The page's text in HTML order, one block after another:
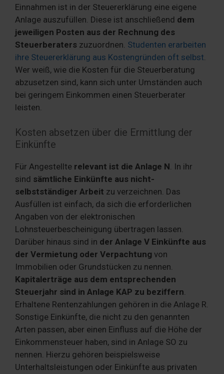
Einnahmen ist in der Steuererklärung eine eigene
Anlage auszufüllen. Diese ist anschließend dem
jeweiligen Posten aus der Rechnung des
Steuerberaters zuzuordnen. Studenten erarbeiten
ihre Steuererklärung aus Kostengründen oft selbst
Wer weiß, wie die Kosten für die Steuerberatung
abzusetzen sind, kann sich unter Umständen auch
bei geringem Einkommen einen Steuerberater
leisten.
Kosten absetzen über die Ermittlung der
Einkünfte
Für Angestellte relevant ist die Anlage N. In ihr
sind sämtliche Einkünfte aus nicht-
selbstständiger Arbeit zu verzeichnen. Das
Ausfüllen ist einfach, da sich die erforderlichen
Angaben von der elektronischen
Lohnsteuerbescheinigung übertragen lassen.
Darüber hinaus sind in der Anlage V Einkünfte aus
der Vermietung oder Verpachtung von
Immobilien oder Grundstücken zu nennen.
Kapitalerträge aus dem entsprechenden
Steuerjahr sind in Anlage KAP zu beziffern.
Erhaltene Rentenzahlungen gehören in die Anlage R.
Sonstige Einkünfte, die nicht zu den genannten
Arten passen, aber einen Einfluss auf die Höhe der
Einkommensteuer haben, sind in Anlage SO zu
nennen. Hierzu gehören beispielsweise
Unterhaltsleistungen oder Einkünfte aus privaten